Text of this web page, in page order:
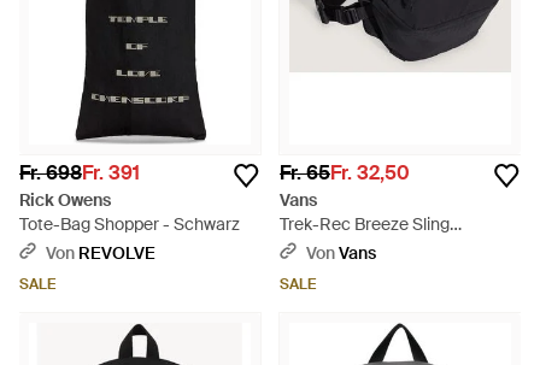
Fr. 698Fr. 391
Rick Owens
Tote-Bag Shopper - Schwarz
Von REVOLVE
SALE
Fr. 65Fr. 32,50
Vans
Trek-Rec Breeze Sling
Umhängetasche, Herren,
VonVans
SALE